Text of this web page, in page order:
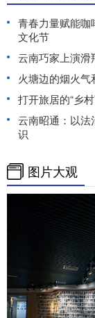
青春力量赋能
文化节
云南巧家上演滑
火塘边的烟火气
打开旅居的“乡
云南昭通：以法
识
图片大观